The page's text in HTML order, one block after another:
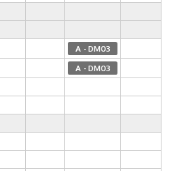
A - DM03
A - DM03